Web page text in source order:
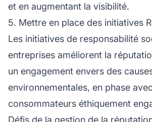
et en augmentant la visibilité.
5. Mettre en place des initiatives
Les initiatives de responsabilité
entreprises améliorent la
un engagement envers des
environnementales, en phase
consommateurs éthiquement
Défis de la gestion de la